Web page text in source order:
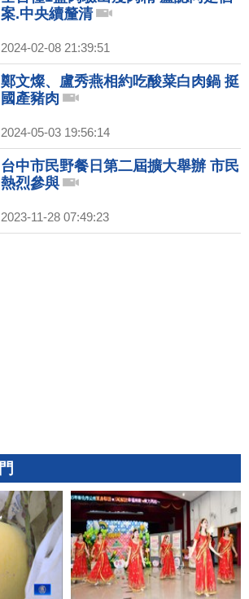
案.中央續釐清
2024-02-08 21:39:51
鄭文燦、盧秀燕相約吃酸菜白肉鍋 挺
國產豬肉
2024-05-03 19:56:14
台中市民野餐日第二屆擴大舉辦 市民
熱烈參與
2023-11-28 07:49:23